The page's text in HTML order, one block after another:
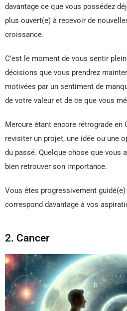
davantage ce que vous possédez
plus ouvert(e) à recevoir de
croissance.
C’est le moment de vous sentir
décisions que vous prendrez
motivées par un sentiment de
de votre valeur et de ce que vous
Mercure étant encore rétrograde en
revisiter un projet, une idée ou une
du passé. Quelque chose que vous
bien retrouver son importance.
Vous êtes progressivement
correspond davantage à vos
2. Cancer